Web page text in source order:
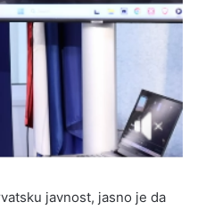
javnost, jasno je da